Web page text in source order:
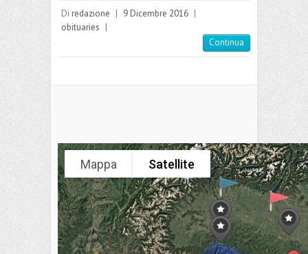
Di redazione | 9 Dicembre 2016 |
obituaries |
Continua
Mappa Satellite